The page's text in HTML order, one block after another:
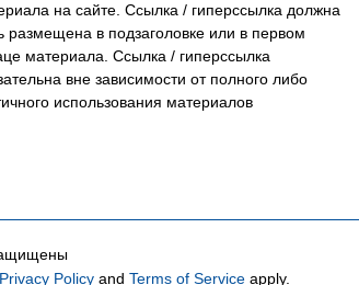
на сайте. Ссылка / гиперссылка должна
размещена в подзаголовке или в первом
материала. Ссылка / гиперссылка
вне зависимости от полного либо
использования материалов
Privacy Policy and Terms of Service apply.